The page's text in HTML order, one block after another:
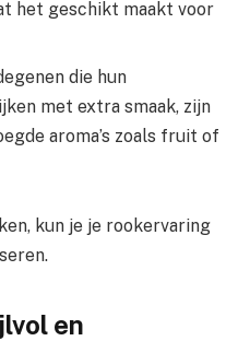
het geschikt maakt voor
die hun
met extra smaak, zijn
aroma’s zoals fruit of
kun je je rookervaring
en